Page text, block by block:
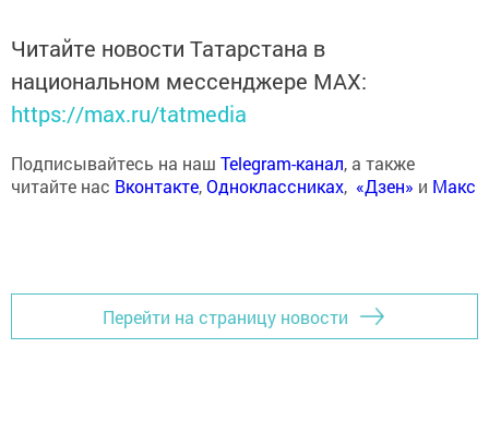
Читайте новости Татарстана в
национальном мессенджере MАХ:
https://max.ru/tatmedia
Подписывайтесь на наш Telegram-канал, а также
читайте нас Вконтакте,Одноклассниках, «Дзен» и Макс
Перейти на страницу новости